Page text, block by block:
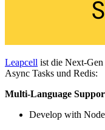
Leapcell ist die Next-
Async Tasks und Redis:
Multi-Language
Develop with